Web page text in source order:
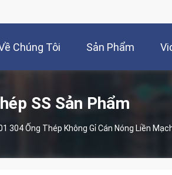
Chúng Tôi Sản Phẩm
SS Sản Phẩm
304 Ống Thép Không Gỉ Cán Nóng Liền